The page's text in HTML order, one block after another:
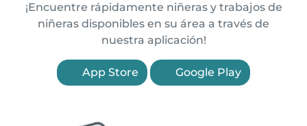
¡Encuentre rápidamente niñeras y trabajos de
niñeras disponibles en su área a través de
nuestra aplicación!
App Store Google Play